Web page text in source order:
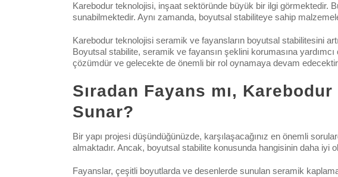
Karebodur teknolojisi, inşaat sektöründe büyük bir ilgi görmektedir.
sunabilmektedir. Aynı zamanda, boyutsal stabiliteye sahip
Karebodur teknolojisi seramik ve fayansların boyutsal stabilitesini
Boyutsal stabilite, seramik ve fayansın şeklini korumasına yardımcı
çözümdür ve gelecekte de önemli bir rol oynamaya devam
Sıradan Fayans mı,
Sunar?
Bir yapı projesi düşündüğünüzde, karşılaşacağınız en önemli
almaktadır. Ancak, boyutsal stabilite konusunda hangisinin daha iyi
Fayanslar, çeşitli boyutlarda ve desenlerde sunulan seramik